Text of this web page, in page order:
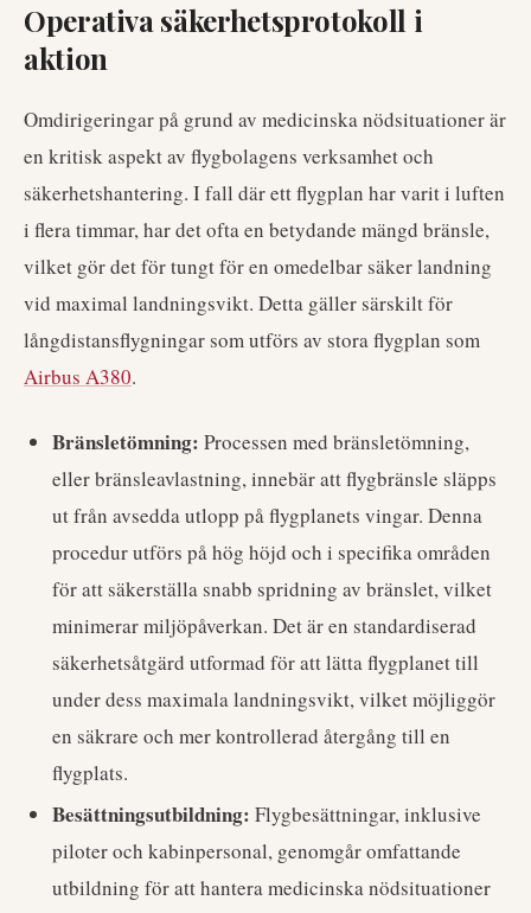
Operativa säkerhetsprotokoll i
aktion
Omdirigeringar på grund av medicinska nödsituationer är
en kritisk aspekt av flygbolagens verksamhet och
säkerhetshantering. I fall där ett flygplan har varit i luften
i flera timmar, har det ofta en betydande mängd bränsle,
vilket gör det för tungt för en omedelbar säker landning
vid maximal landningsvikt. Detta gäller särskilt för
långdistansflygningar som utförs av stora flygplan som
Airbus A380.
Bränsletömning: Processen med bränsletömning,
eller bränsleavlastning, innebär att flygbränsle släpps
ut från avsedda utlopp på flygplanets vingar. Denna
procedur utförs på hög höjd och i specifika områden
för att säkerställa snabb spridning av bränslet, vilket
minimerar miljöpåverkan. Det är en standardiserad
säkerhetsåtgärd utformad för att lätta flygplanet till
under dess maximala landningsvikt, vilket möjliggör
en säkrare och mer kontrollerad återgång till en
flygplats.
Besättningsutbildning: Flygbesättningar, inklusive
piloter och kabinpersonal, genomgår omfattande
utbildning för att hantera medicinska nödsituationer